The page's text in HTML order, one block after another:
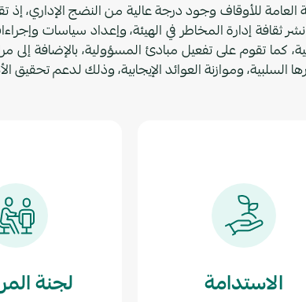
العامة للأوقاف وجود درجة عالية من النضج الإداري،
ثقافة إدارة المخاطر في الهيئة، وإعداد سياسات
كما تقوم على تفعيل مبادئ المسؤولية، بالإضافة إلى
وموازنة العوائد الإيجابية، وذلك لدعم تحقيق
الاستدامة لجنة